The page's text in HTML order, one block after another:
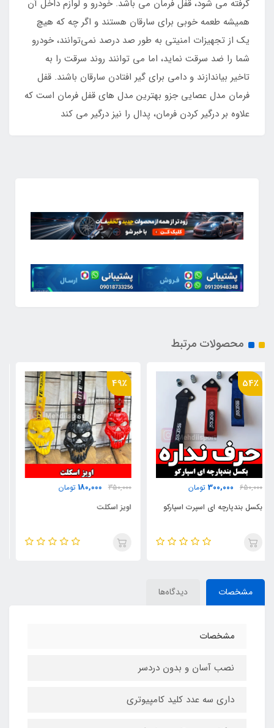
گرفته می شود، قفل فرمان می باشد. خودرو و لوازم داخل آن
همیشه طعمه خوبی برای سارقان هستند و اگر چه که هیچ
یک از تجهیزات امنیتی به طور صد درصد نمی‌توانند، خودرو
شما را ضد سرقت نماید، اما می توانند روند سرقت را به
تاخیر بیاندازند و دامی برای گیر افتادن سارقان باشند. قفل
فرمان مدل عصایی جزو بهترین مدل های قفل فرمان است که
علاوه بر درگیر کردن فرمان، پدال را نیز درگیر می کند
محصولات مرتبط
49٪
350,000
180,000 تومان
اویز اسکلت
24٪
950,000
730,000 تومان
سردنده مدل c5-سی5
مشخصات دیدگاه‌ها
مشخصات
نصب آسان و بدون دردسر
داری سه عدد کلید کامپیوتری